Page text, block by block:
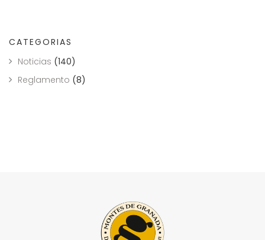
CATEGORIAS
Noticias (140)
Reglamento (8)